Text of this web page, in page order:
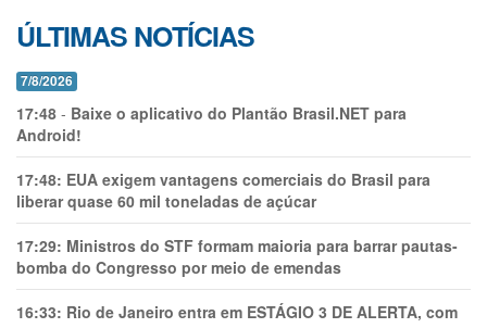
ÚLTIMAS NOTÍCIAS
7/8/2026
17:48 - Baixe o aplicativo do Plantão Brasil.NET para
Android!
17:48: EUA exigem vantagens comerciais do Brasil para
liberar quase 60 mil toneladas de açúcar
17:29: Ministros do STF formam maioria para barrar pautas-
bomba do Congresso por meio de emendas
16:33: Rio de Janeiro entra em ESTÁGIO 3 DE ALERTA, com